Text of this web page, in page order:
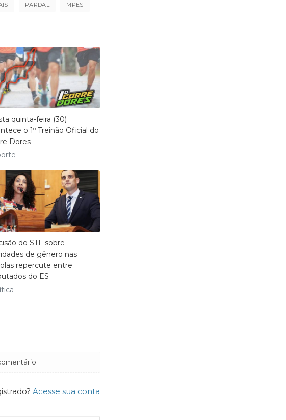
PARDAL MPES
quinta-feira (30)
o 1º Treinão Oficial do
Dores
do STF sobre
de gênero nas
repercute entre
do ES
Acesse sua conta